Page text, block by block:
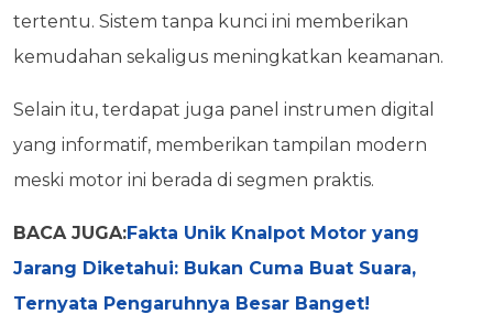
tertentu. Sistem tanpa kunci ini memberikan
kemudahan sekaligus meningkatkan keamanan.
Selain itu, terdapat juga panel instrumen digital
yang informatif, memberikan tampilan modern
meski motor ini berada di segmen praktis.
BACA JUGA:Fakta Unik Knalpot Motor yang
Jarang Diketahui: Bukan Cuma Buat Suara,
Ternyata Pengaruhnya Besar Banget!